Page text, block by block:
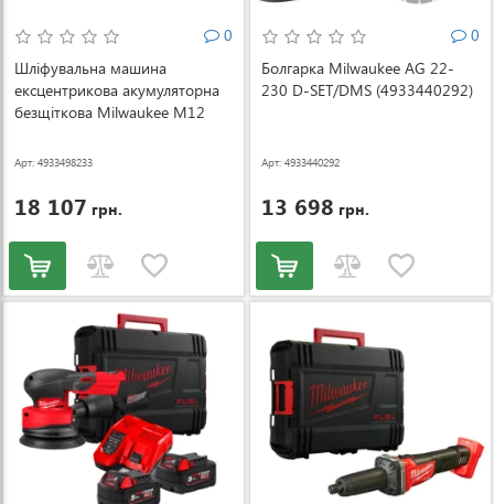
0
Шліфувальна машина
ексцентрикова акумуляторна
безщіткова Milwaukee M12
АКБ і ЗП) (4933498233)
Арт: 4933498233
18 107 грн.
0
Болгарка Milwaukee AG 22-
230 D-SET/DMS (4933440292)
Арт: 4933440292
13 698 грн.